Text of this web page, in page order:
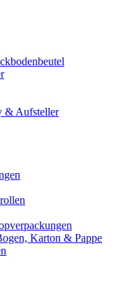
& Aufsteller
Karton & Pappe